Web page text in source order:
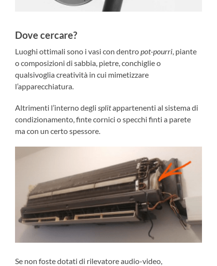
Dove cercare?
Luoghi ottimali sono i vasi con dentropot-pourri, piante
o composizioni di sabbia, pietre, conchiglie o
qualsivoglia creatività in cui mimetizzare
l’apparecchiatura.
Altrimenti l’interno deglisplitappartenenti al sistema di
condizionamento, finte cornici o specchi finti a parete
ma con un certo spessore.
Se non foste dotati di rilevatore audio-video,